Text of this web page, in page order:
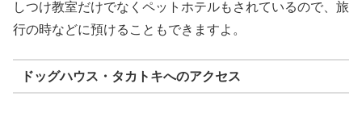
しつけ教室だけでなくペットホテルもされているので、旅
行の時などに預けることもできますよ。
ドッグハウス・タカトキへのアクセス